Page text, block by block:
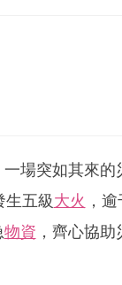
一場突如其來的
生五級大火 ，
物資 ，齊心協